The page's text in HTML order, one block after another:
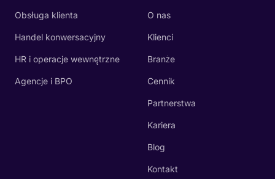
Obsługa klienta
Handel konwersacyjny
HR i operacje wewnętrzne
Agencje i BPO
O nas
Klienci
Branże
Cennik
Partnerstwa
Kariera
Blog
Kontakt